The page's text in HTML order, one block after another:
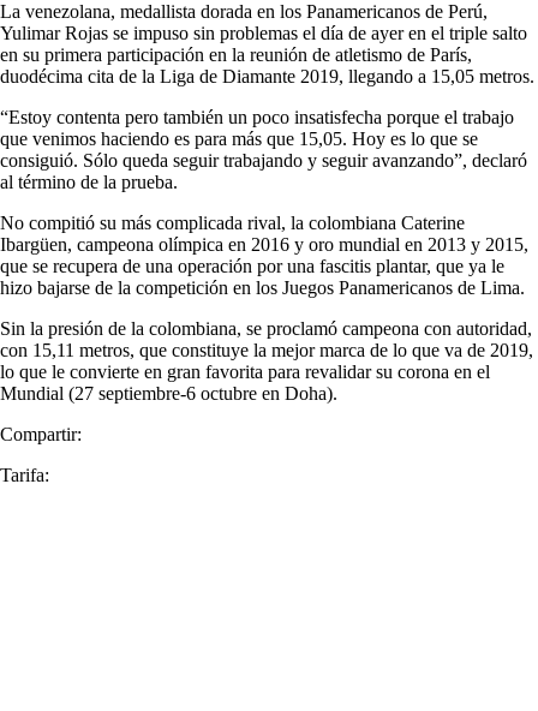
La venezolana, medallista dorada en los Panamericanos de Perú,
Yulimar Rojas se impuso sin problemas el día de ayer en el triple salto
en su primera participación en la reunión de atletismo de París,
duodécima cita de la Liga de Diamante 2019, llegando a 15,05 metros.
“Estoy contenta pero también un poco insatisfecha porque el trabajo
que venimos haciendo es para más que 15,05. Hoy es lo que se
consiguió. Sólo queda seguir trabajando y seguir avanzando”, declaró
al término de la prueba.
No compitió su más complicada rival, la colombiana Caterine
Ibargüen, campeona olímpica en 2016 y oro mundial en 2013 y 2015,
que se recupera de una operación por una fascitis plantar, que ya le
hizo bajarse de la competición en los Juegos Panamericanos de Lima.
Sin la presión de la colombiana, se proclamó campeona con autoridad,
con 15,11 metros, que constituye la mejor marca de lo que va de 2019,
lo que le convierte en gran favorita para revalidar su corona en el
Mundial (27 septiembre-6 octubre en Doha).
Compartir:
Tarifa: